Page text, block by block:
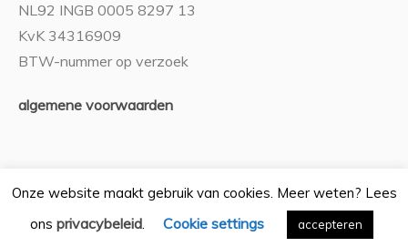
NL92 INGB 0005 8297 13
KvK 34316909
BTW-nummer op verzoek
algemene voorwaarden
Privacybeleid/ Bureau Boeiend © 2026 / Alle rechten
Onze website maakt gebruik van cookies. Meer weten? Lees
ons privacybeleid. Cookie settings accepteren